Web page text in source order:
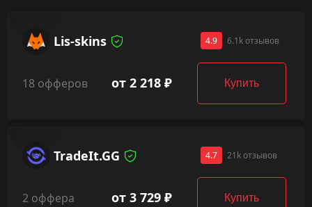
Lis-skins 4.9 6.1k отзывов
18 офферов от 2 218 ₽ Купить
TradeIt.GG 4.7 21k отзывов
2 оффера от 3 729 ₽ Купить